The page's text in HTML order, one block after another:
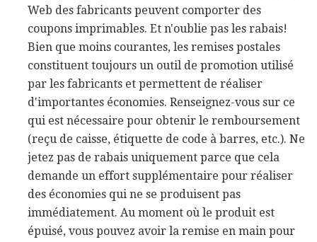
Web des fabricants peuvent comporter des
coupons imprimables. Et n'oublie pas les rabais!
Bien que moins courantes, les remises postales
constituent toujours un outil de promotion utilisé
par les fabricants et permettent de réaliser
d'importantes économies. Renseignez-vous sur ce
qui est nécessaire pour obtenir le remboursement
(reçu de caisse, étiquette de code à barres, etc.). Ne
jetez pas de rabais uniquement parce que cela
demande un effort supplémentaire pour réaliser
des économies qui ne se produisent pas
immédiatement. Au moment où le produit est
épuisé, vous pouvez avoir la remise en main pour